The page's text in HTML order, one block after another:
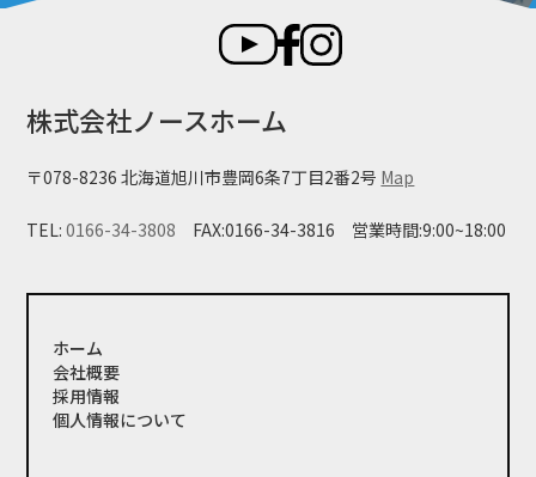
ホーム
会社概要
採用情報
個人情報について
株式会社ノースホーム
〒078-8236 北海道旭川市豊岡6条7丁目2番2号 Map
TEL:0166-34-3808 FAX:0166-34-3816 営業時間:9:00~18:00